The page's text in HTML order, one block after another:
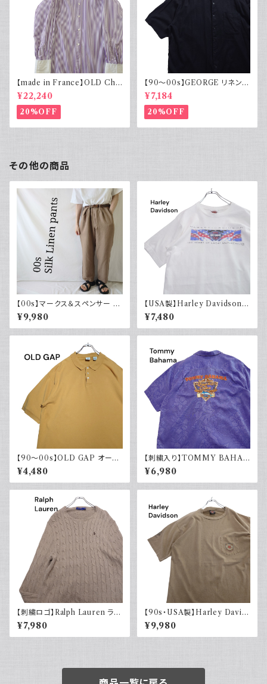
【made in France】OLD Cha
rvet ストライプ 切り替え 紫
¥22,240
20%OFF
【90～00s】GEORGE リネンレ
ーヨンシャツ 黒 ボックスシルエ
ット XL
¥7,184
20%OFF
その他の商品
【00s】マークス＆スペンサー M
arks & Spencer シルクリネン
パンツ スラックス 古着
¥9,980
【USA製】Harley Davidson
ハーレーダビッドソン プリントT
シャツ 古着 ホワイト 白 2002
年 100周年
¥7,480
【90～00s】OLD GAP オール
ドギャップ ポロシャツ 無地 古着
マスタードイエロー 夏 大きめ
¥4,480
【刺繍入り】TOMMY BAHA
MA トミーバハマ オープンカラ
ーシャツ シルク100％ 開禁 古
着 アメカジ パープル
¥6,980
【刺繍ロゴ】Ralph Lauren ラル
フローレン ケーブル編みニット
ベージュ
¥7,980
【90s・USA製】Harley David
son ハーレーダビッドソン ポケ
ット付き Tシャツ 古着 フェード
シングルステッチ ベージュ ヴィ
¥9,980